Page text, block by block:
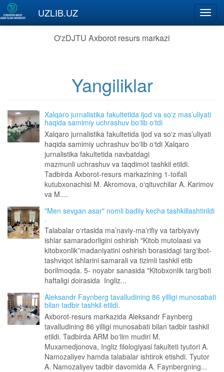
Skip to main content
UZLIB.UZ
O'zDJTU Axborot resurs markazi
Yangiliklar
Xalqaro jurnalistika fakultetida ijod va so‘z mas’uliyati
haqida samimiy uchrashuv bo‘lib o‘tdi
Xalqaro jurnalistika fakultetida ijod va so‘z mas’uliyati
haqida samimiy uchrashuv bo‘lib o‘tdi Xalqaro
jurnalistika fakultetida navbatdagi
mazmunli uchrashuv va taqdimot tashkil etildi.
Tadbirda Axborot-resurs markazining 1-toifali
kutubxonachisi M. Akromova, o‘qituvchilar A. Karimov
va M....
"Men sevgan asar" nomli badiiy kecha tashkillashtirildi
.
Talabalar o‘rtasida ma’naviy-ma’rifiy va tarbiyaviy
ishlar samaradorligini oshirish "Kitob mutolaasi va
kitobxonlik”madaniyatini oshirish borasidagi targ‘ibot-
tashviqot ishlarini samarali va tizimli tashkil etib
borilmoqda. 5- noyabr sanasida "Kitobxonlik targ'boti
haftaligi doirasida Ingliz...
Aleksandr Faynberg tavalludining 86 yilligi munosabati
bilan tadbir tashkil etildi.
Axborot-resurs markazida Aleksandr Faynberg
tavalludining 86 yilligi munosabati bilan tadbir tashkil
etildi. Tadbirda ARM bo‘lim mudiri M.
Muxamedjonova, Ingliz filologiyasi fakulteti tyutori A.
Namozaliyev hamda talabalar ishtirok etishdi. Tyutor
A. Namozaliyev tadbir davomida A. Faynbergning...